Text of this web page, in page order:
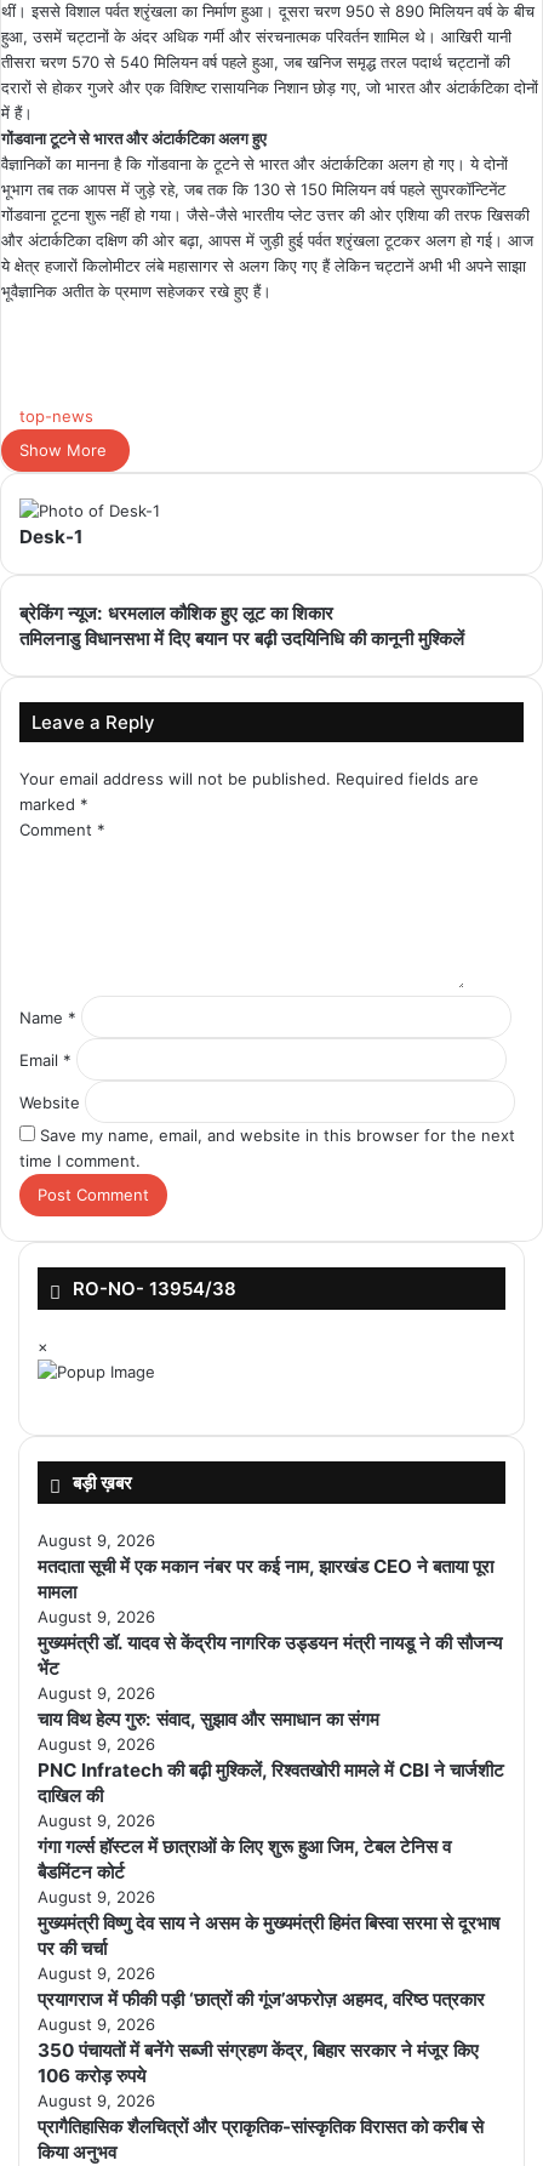
थीं। इससे विशाल पर्वत श्रृंखला का निर्माण हुआ। दूसरा चरण 950 से 890 मिलियन वर्ष के बीच
हुआ, उसमें चट्टानों के अंदर अधिक गर्मी और संरचनात्मक परिवर्तन शामिल थे। आखिरी यानी
तीसरा चरण 570 से 540 मिलियन वर्ष पहले हुआ, जब खनिज समृद्ध तरल पदार्थ चट्टानों की
दरारों से होकर गुजरे और एक विशिष्ट रासायनिक निशान छोड़ गए, जो भारत और अंटार्कटिका दोनों
में हैं।
गोंडवाना टूटने से भारत और अंटार्कटिका अलग हुए
वैज्ञानिकों का मानना है कि गोंडवाना के टूटने से भारत और अंटार्कटिका अलग हो गए। ये दोनों
भूभाग तब तक आपस में जुड़े रहे, जब तक कि 130 से 150 मिलियन वर्ष पहले सुपरकॉन्टिनेंट
गोंडवाना टूटना शुरू नहीं हो गया। जैसे-जैसे भारतीय प्लेट उत्तर की ओर एशिया की तरफ खिसकी
और अंटार्कटिका दक्षिण की ओर बढ़ा, आपस में जुड़ी हुई पर्वत श्रृंखला टूटकर अलग हो गई। आज
ये क्षेत्र हजारों किलोमीटर लंबे महासागर से अलग किए गए हैं लेकिन चट्टानें अभी भी अपने साझा
भूवैज्ञानिक अतीत के प्रमाण सहेजकर रखे हुए हैं।
top-news
Show More
Desk-1
ब्रेकिंग न्यूज: धरमलाल कौशिक हुए लूट का शिकार
तमिलनाडु विधानसभा में दिए बयान पर बढ़ी उदयिनिधि की कानूनी मुश्किलें
Leave a Reply
Your email address will not be published. Required fields are
marked *
Comment *
Name *
Email *
Website
Save my name, email, and website in this browser for the next
time I comment.
RO-NO- 13954/38
×
बड़ी ख़बर
August 9, 2026
मतदाता सूची में एक मकान नंबर पर कई नाम, झारखंड CEO ने बताया पूरा
मामला
August 9, 2026
मुख्यमंत्री डॉ. यादव से केंद्रीय नागरिक उड्डयन मंत्री नायडू ने की सौजन्य
भेंट
August 9, 2026
चाय विथ हेल्प गुरु: संवाद, सुझाव और समाधान का संगम
August 9, 2026
PNC Infratech की बढ़ी मुश्किलें, रिश्वतखोरी मामले में CBI ने चार्जशीट
दाखिल की
August 9, 2026
गंगा गर्ल्स हॉस्टल में छात्राओं के लिए शुरू हुआ जिम, टेबल टेनिस व
बैडमिंटन कोर्ट
August 9, 2026
मुख्यमंत्री विष्णु देव साय ने असम के मुख्यमंत्री हिमंत बिस्वा सरमा से दूरभाष
पर की चर्चा
August 9, 2026
प्रयागराज में फीकी पड़ी ‘छात्रों की गूंज’अफरोज़ अहमद, वरिष्ठ पत्रकार
August 9, 2026
350 पंचायतों में बनेंगे सब्जी संग्रहण केंद्र, बिहार सरकार ने मंजूर किए
106 करोड़ रुपये
August 9, 2026
प्रागैतिहासिक शैलचित्रों और प्राकृतिक-सांस्कृतिक विरासत को करीब से
किया अनुभव